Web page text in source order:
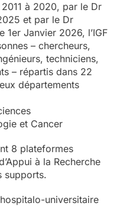
à 2020, par le Dr
et par le Dr
1er Janvier 2026, l’IGF
– chercheurs,
techniciens,
– répartis dans 22
départements
et Cancer
8 plateformes
à la Recherche
supports.
universitaire